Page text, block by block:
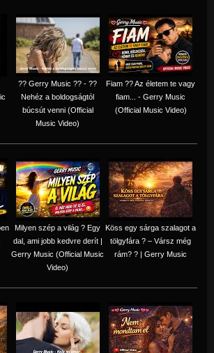
?? Gerry Music ?? - ??
Nehéz a boldogságtól
búcsút venni (Official
Music Video)
Fiam ?‍? Az életem te vagy
fiam... - Gerry Music
(Official Music Video)
Milyen szép a világ ? Egy
dal, ami jobb kedvre derít |
Gerry Music (Official Music
Video)
Köss egy sárga szalagot a
tölgyfára ?️ – Vársz még
rám? ? | Gerry Music